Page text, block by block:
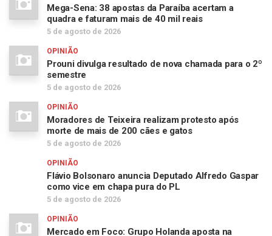
Mega-Sena: 38 apostas da Paraíba acertam a
quadra e faturam mais de 40 mil reais
5 de agosto de 2026
OPINIÃO
Prouni divulga resultado de nova chamada para o 2º
semestre
5 de agosto de 2026
OPINIÃO
Moradores de Teixeira realizam protesto após
morte de mais de 200 cães e gatos
5 de agosto de 2026
OPINIÃO
Flávio Bolsonaro anuncia Deputado Alfredo Gaspar
como vice em chapa pura do PL
5 de agosto de 2026
OPINIÃO
Mercado em Foco: Grupo Holanda aposta na